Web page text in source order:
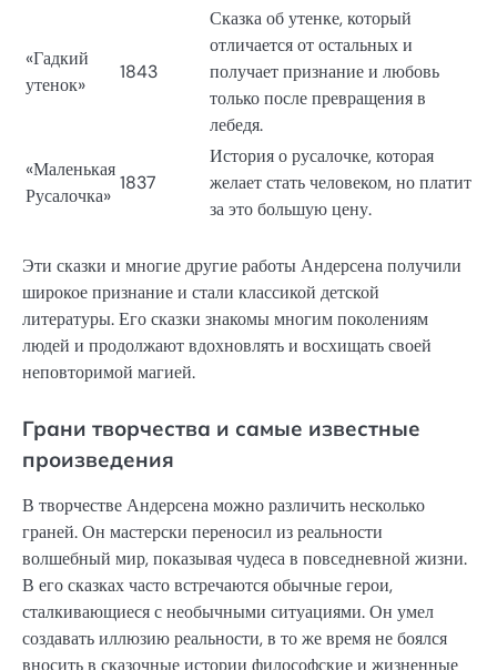
«Гадкий
утенок»
1843
Сказка об утенке, который
отличается от остальных и
получает признание и любовь
только после превращения в
лебедя.
«Маленькая
Русалочка»
1837
История о русалочке, которая
желает стать человеком, но платит
за это большую цену.
Эти сказки и многие другие работы Андерсена получили
широкое признание и стали классикой детской
литературы. Его сказки знакомы многим поколениям
людей и продолжают вдохновлять и восхищать своей
неповторимой магией.
Грани творчества и самые известные
произведения
В творчестве Андерсена можно различить несколько
граней. Он мастерски переносил из реальности
волшебный мир, показывая чудеса в повседневной жизни.
В его сказках часто встречаются обычные герои,
сталкивающиеся с необычными ситуациями. Он умел
создавать иллюзию реальности, в то же время не боялся
вносить в сказочные истории философские и жизненные